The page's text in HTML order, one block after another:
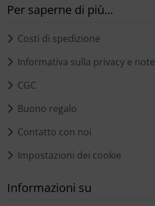
Per saperne di più...
Costi di spedizione
Informativa sulla privacy e note
CGC
Buono regalo
Contatto con noi
Impostazioni dei cookie
Informazioni su